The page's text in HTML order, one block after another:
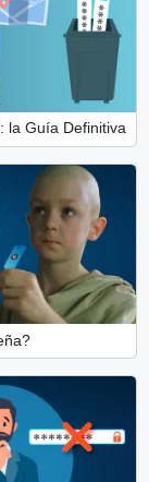
la Guía Definitiva